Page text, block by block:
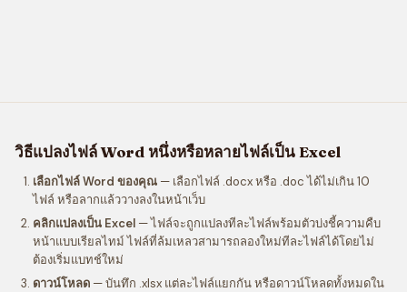
วิธีแปลงไฟล์ Word หนึ่งหรือหลายไฟล์เป็น Excel
เลือกไฟล์ Word ของคุณ — เลือกไฟล์ .docx หรือ .doc ได้ไม่เกิน 10
ไฟล์ หรือลากแล้ววางลงในหน้าเว็บ
คลิกแปลงเป็น Excel — ไฟล์จะถูกแปลงทีละไฟล์พร้อมตัวบ่งชี้ความคืบ
หน้าแบบเรียลไทม์ ไฟล์ที่ล้มเหลวสามารถลองใหม่ทีละไฟล์ได้โดยไม่
ต้องเริ่มแบทช์ใหม่
ดาวน์โหลด — บันทึก .xlsx แต่ละไฟล์แยกกัน หรือดาวน์โหลดทั้งหมดใน